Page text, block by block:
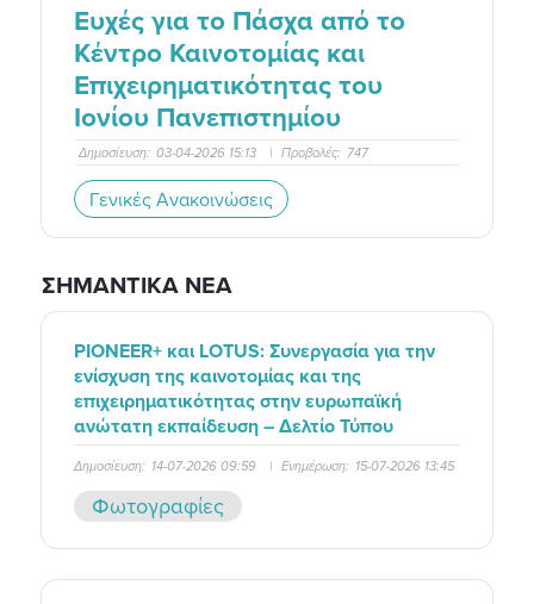
Ευχές για το Πάσχα από το
Κέντρο Καινοτομίας και
Επιχειρηματικότητας του
Ιονίου Πανεπιστημίου
Δημοσίευση: 03-04-2026 15:13 | Προβολές: 747
Γενικές Ανακοινώσεις
ΣΗΜΑΝΤΙΚΑ ΝΕΑ
PIONEER+ και LOTUS: Συνεργασία για την
ενίσχυση της καινοτομίας και της
επιχειρηματικότητας στην ευρωπαϊκή
ανώτατη εκπαίδευση – Δελτίο Τύπου
Δημοσίευση: 14-07-2026 09:59 | Ενημέρωση: 15-07-2026 13:45
Φωτογραφίες